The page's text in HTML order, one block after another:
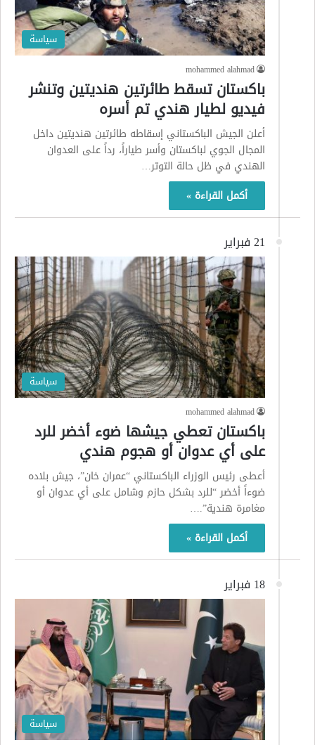
سياسة
mohammed alahmad
باكستان تسقط طائرتين هنديتين وتنشر
فيديو لطيار هندي تم أسره
أعلن الجيش الباكستاني إسقاطه طائرتين هنديتين داخل
المجال الجوي لباكستان وأسر طياراً، رداً على العدوان
الهندي في ظل حالة التوتر…
أكمل القراءة »
21 فبراير
سياسة
mohammed alahmad
باكستان تعطي جيشها ضوء أخضر للرد
على أي عدوان أو هجوم هندي
أعطى رئيس الوزراء الباكستاني “عمران خان”، جيش بلاده
ضوءاً أخضر “للرد بشكل حازم وشامل على أي عدوان أو
مغامرة هندية”.…
أكمل القراءة »
18 فبراير
سياسة